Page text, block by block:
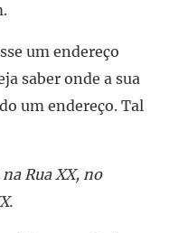
um endereço
saber onde a sua
um endereço. Tal
Rua XX, no